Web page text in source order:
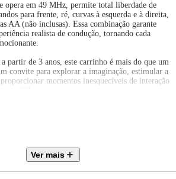
opera em 49 MHz, permite total liberdade de
para frente, ré, curvas à esquerda e à direita,
AA (não inclusas). Essa combinação garante
realista de condução, tornando cada
partir de 3 anos, este carrinho é mais do que um
convite para explorar a imaginação, estimular a
momentos inesquecíveis de interação
Maxi Toys é a escolha perfeita para quem
qualidade em um único produto.
Ver mais